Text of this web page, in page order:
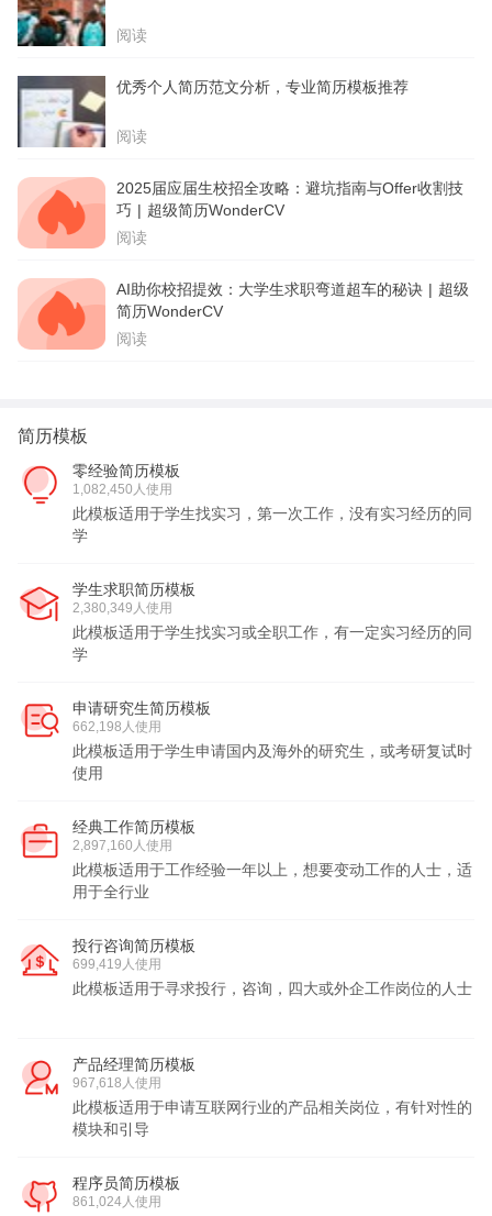
阅读
优秀个人简历范文分析，专业简历模板推荐
阅读
2025届应届生校招全攻略：避坑指南与Offer收割技
巧 | 超级简历WonderCV
阅读
AI助你校招提效：大学生求职弯道超车的秘诀 | 超级
简历WonderCV
阅读
简历模板
零经验简历模板
1,082,450人使用
此模板适用于学生找实习，第一次工作，没有实习经历的同
学
学生求职简历模板
2,380,349人使用
此模板适用于学生找实习或全职工作，有一定实习经历的同
学
申请研究生简历模板
662,198人使用
此模板适用于学生申请国内及海外的研究生，或考研复试时
使用
经典工作简历模板
2,897,160人使用
此模板适用于工作经验一年以上，想要变动工作的人士，适
用于全行业
投行咨询简历模板
699,419人使用
此模板适用于寻求投行，咨询，四大或外企工作岗位的人士
产品经理简历模板
967,618人使用
此模板适用于申请互联网行业的产品相关岗位，有针对性的
模块和引导
程序员简历模板
861,024人使用